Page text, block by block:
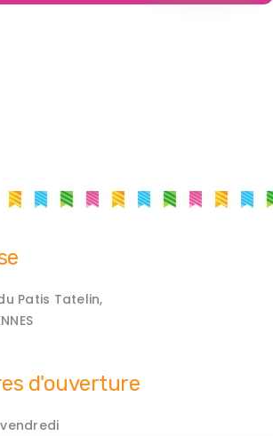
Patis Tatelin,
d'ouverture